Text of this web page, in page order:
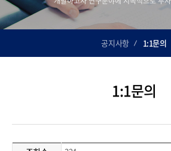
공지사항 1:1문의
1:1문의